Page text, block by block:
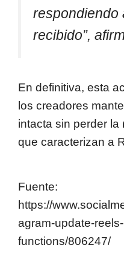
respondiendo
recibido”,
En definitiva, esta
los creadores
intacta sin perder la
que caracterizan a
Fuente:
https://
agram-update-
functions/806247/